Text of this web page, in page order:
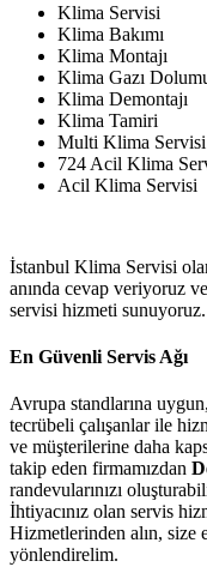
Klima Servisi
Klima Bakımı
Klima Montajı
Klima Gazı
Klima Demontajı
Klima Tamiri
Multi Klima Servisi
724 Acil Klima
Acil Klima Servisi
İstanbul Klima Servisi
anında cevap veriyoruz
servisi hizmeti sunuyoruz.
En Güvenli Servis Ağı
Avrupa standlarına
tecrübeli çalışanlar ile
ve müşterilerine daha
takip eden firmamızdan
randevularınızı
İhtiyacınız olan servis
Hizmetlerinden alın, size
yönlendirelim.